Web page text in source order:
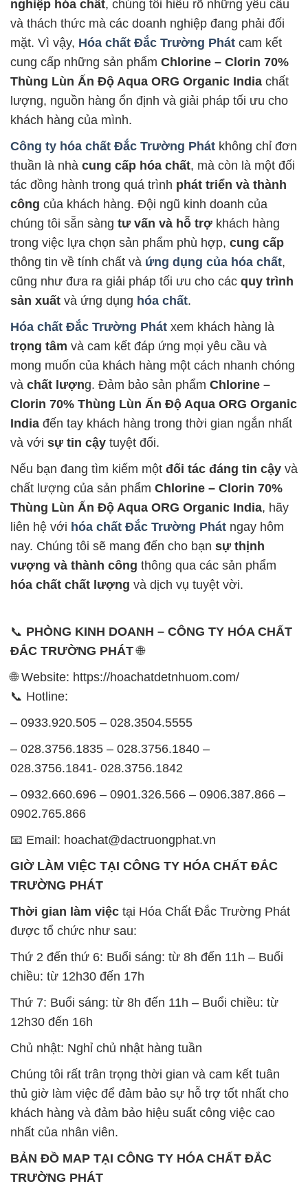
nghiệp hóa chất, chúng tôi hiểu rõ những yêu cầu
và thách thức mà các doanh nghiệp đang phải đối
mặt. Vì vậy, Hóa chất Đắc Trường Phát cam kết
cung cấp những sản phẩm Chlorine – Clorin 70%
Thùng Lùn Ấn Độ Aqua ORG Organic India chất
lượng, nguồn hàng ổn định và giải pháp tối ưu cho
khách hàng của mình.
Công ty hóa chất Đắc Trường Phát không chỉ đơn
thuần là nhà cung cấp hóa chất, mà còn là một đối
tác đồng hành trong quá trình phát triển và thành
công của khách hàng. Đội ngũ kinh doanh của
chúng tôi sẵn sàng tư vấn và hỗ trợ khách hàng
trong việc lựa chọn sản phẩm phù hợp, cung cấp
thông tin về tính chất và ứng dụng của hóa chất,
cũng như đưa ra giải pháp tối ưu cho các quy trình
sản xuất và ứng dụng hóa chất.
Hóa chất Đắc Trường Phát xem khách hàng là
trọng tâm và cam kết đáp ứng mọi yêu cầu và
mong muốn của khách hàng một cách nhanh chóng
và chất lượng. Đảm bảo sản phẩm Chlorine –
Clorin 70% Thùng Lùn Ấn Độ Aqua ORG Organic
India đến tay khách hàng trong thời gian ngắn nhất
và với sự tin cậy tuyệt đối.
Nếu bạn đang tìm kiếm một đối tác đáng tin cậy và
chất lượng của sản phẩm Chlorine – Clorin 70%
Thùng Lùn Ấn Độ Aqua ORG Organic India, hãy
liên hệ với hóa chất Đắc Trường Phát ngay hôm
nay. Chúng tôi sẽ mang đến cho bạn sự thịnh
vượng và thành công thông qua các sản phẩm
hóa chất chất lượng và dịch vụ tuyệt vời.
📞 PHÒNG KINH DOANH – CÔNG TY HÓA CHẤT
ĐẮC TRƯỜNG PHÁT🌐
🌐 Website: https://hoachatdetnhuom.com/
📞 Hotline:
– 0933.920.505 – 028.3504.5555
– 028.3756.1835 – 028.3756.1840 –
028.3756.1841- 028.3756.1842
– 0932.660.696 – 0901.326.566 – 0906.387.866 –
0902.765.866
📧 Email: hoachat@dactruongphat.vn
GIỜ LÀM VIỆC TẠI CÔNG TY HÓA CHẤT ĐẮC
TRƯỜNG PHÁT
Thời gian làm việc tại Hóa Chất Đắc Trường Phát
được tổ chức như sau:
Thứ 2 đến thứ 6: Buổi sáng: từ 8h đến 11h – Buổi
chiều: từ 12h30 đến 17h
Thứ 7: Buổi sáng: từ 8h đến 11h – Buổi chiều: từ
12h30 đến 16h
Chủ nhật: Nghỉ chủ nhật hàng tuần
Chúng tôi rất trân trọng thời gian và cam kết tuân
thủ giờ làm việc để đảm bảo sự hỗ trợ tốt nhất cho
khách hàng và đảm bảo hiệu suất công việc cao
nhất của nhân viên.
BẢN ĐỒ MAP TẠI CÔNG TY HÓA CHẤT ĐẮC
TRƯỜNG PHÁT